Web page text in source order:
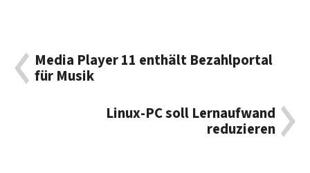
Media Player 11 enthält Bezahlportal
für Musik
Linux-PC soll Lernaufwand
reduzieren